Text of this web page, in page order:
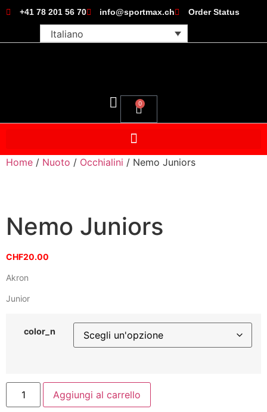
+41 78 201 56 70 info@sportmax.ch Order Status
Italiano
0
Home / Nuoto / Occhialini / Nemo Juniors
Nemo Juniors
CHF20.00
Akron
Junior
color_n
Aggiungi al carrello